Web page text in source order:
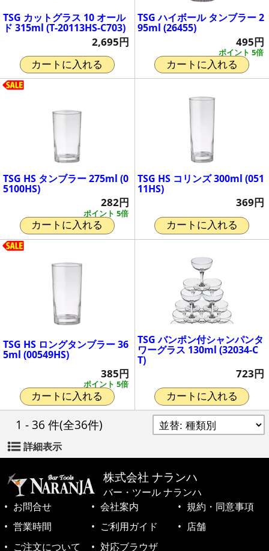
TSG カットグラス 10 オール
ド 315ml (T-20113HS-C703)
2,695円
カートに入れる
TSG ハイボール タンブラー 2
95ml (26455)
ポイント 5倍
495円
カートに入れる
TSG HS タンブラー 275ml (0
5100HS)
ポイント 5倍
282円
カートに入れる
TSG HS コリンズ 300ml (051
11HS)
369円
カートに入れる
TSG HS ロングタンブラー 36
5ml (00549HS)
ポイント 5倍
385円
カートに入れる
TSG バンポン付シャンパンタ
ワーグラス 130ml (32034-C
T)
723円
カートに入れる
1 - 36 件(全36件)
詳細表示
株式会社 ナランハ
バー・ツール ナランハ
お問合せ
会社案内
規約・同意事項
営業時間
ご利用ガイド
店舗
ご注文について
対応ブラウザ